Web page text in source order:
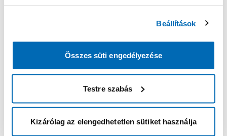
Beállítások
Összes süti engedélyezése
Testre szabás
Kizárólag az elengedhetetlen sütiket használja